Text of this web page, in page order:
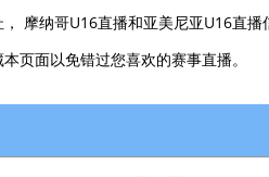
摩纳哥U16直播和亚美尼亚U16直
页面以免错过您喜欢的赛事直播。